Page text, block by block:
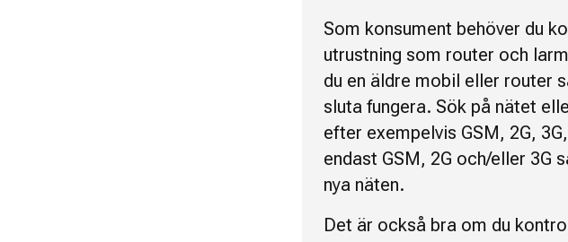
Som konsument behöver du
utrustning som router och
du en äldre mobil eller router
sluta fungera. Sök på nätet
efter exempelvis GSM, 2G,
endast GSM, 2G och/eller 3G
nya näten.
Det är också bra om du